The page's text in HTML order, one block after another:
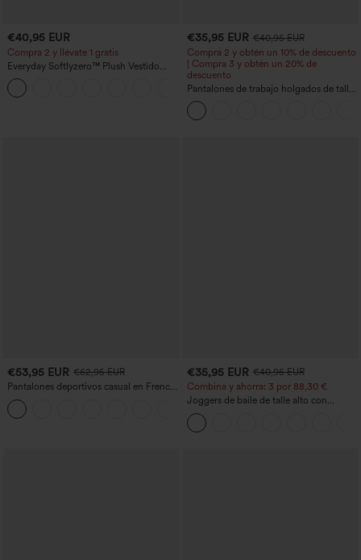
€40,95 EUR
Compra 2 y llévate 1 gratis
Everyday Softlyzero™ Plush Vestido
deportivo sin espalda 2 en 1
acampanado -Wannabe -Easy Peezy
+29
€35,95 EUR €40,95 EUR
Compra 2 y obtén un 10% de descuento
| Compra 3 y obtén un 20% de
descuento
Pantalones de trabajo holgados de talle
medio con bolsillos y pernera estilo
barril
€53,95 EUR €62,95 EUR
Pantalones deportivos casual en French
terry con estampado denim, tiro medio,
estilo jeans y bolsillos
€35,95 EUR €40,95 EUR
Combina y ahorra: 3 por 88,30 €
Joggers de baile de talle alto con
cordón, fruncidos, corte cónico, secado
rápido, tacto fresco y bolsillos - UPF40+